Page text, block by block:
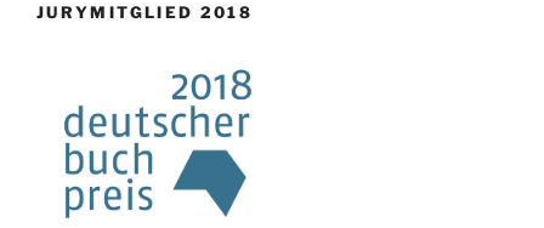
JURYMITGLIED 2018